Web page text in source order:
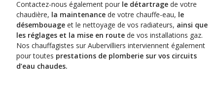
Contactez-nous également pour le détartrage de votre
chaudière, la maintenance de votre chauffe-eau, le
désembouage et le nettoyage de vos radiateurs, ainsi que
les réglages et la mise en route de vos installations gaz.
Nos chauffagistes sur Aubervilliers interviennent également
pour toutes prestations de plomberie sur vos circuits
d’eau chaudes.